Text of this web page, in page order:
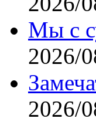
Мы с
2026/
2026/